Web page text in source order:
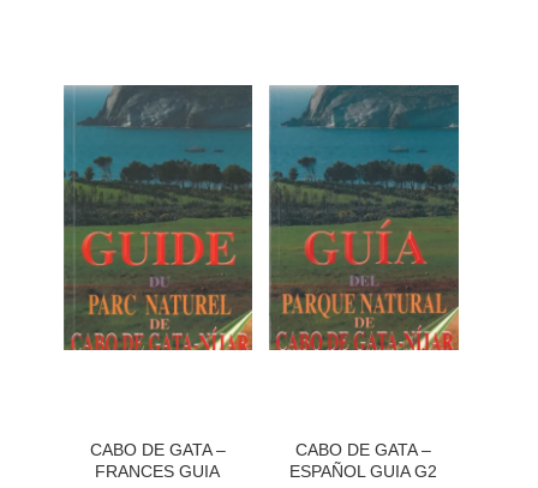
CABO DE GATA –
FRANCES GUIA
CABO DE GATA –
ESPAÑOL GUIA G2